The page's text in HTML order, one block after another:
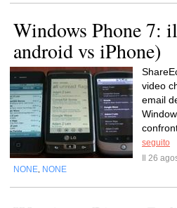
Windows Phone 7:
android vs iPhone)
video
email
seguito
Il 26
NONE NONE